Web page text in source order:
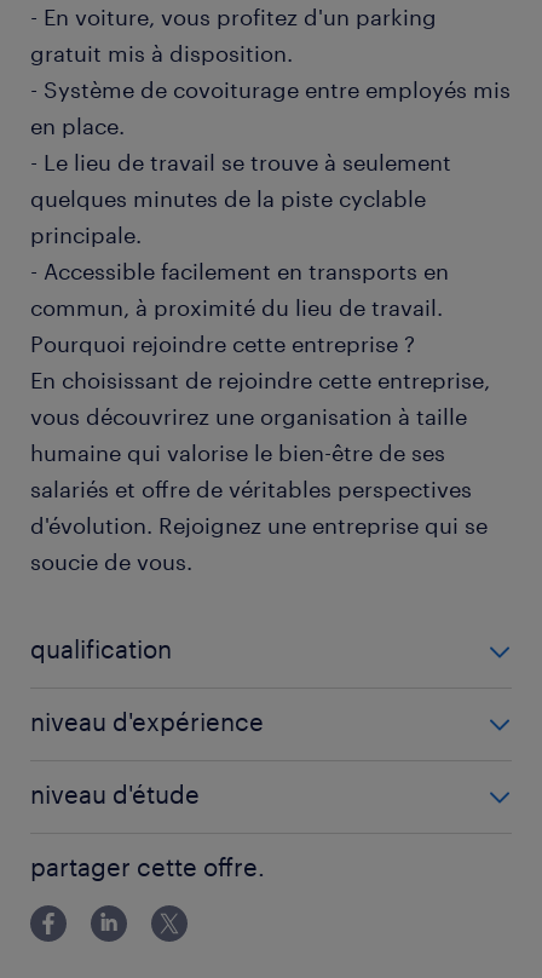
- En voiture, vous profitez d'un parking
gratuit mis à disposition.
- Système de covoiturage entre employés mis
en place.
- Le lieu de travail se trouve à seulement
quelques minutes de la piste cyclable
principale.
- Accessible facilement en transports en
commun, à proximité du lieu de travail.
Pourquoi rejoindre cette entreprise ?
En choisissant de rejoindre cette entreprise,
vous découvrirez une organisation à taille
humaine qui valorise le bien-être de ses
salariés et offre de véritables perspectives
d'évolution. Rejoignez une entreprise qui se
soucie de vous.
qualification
mécanique) (F/H)
niveau d'expérience
niveau d'étude
partager cette offre.